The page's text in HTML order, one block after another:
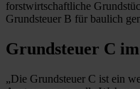
forstwirtschaftliche
Grundsteuer B für baulich
Grundsteuer C
„Die Grundsteuer C ist ein